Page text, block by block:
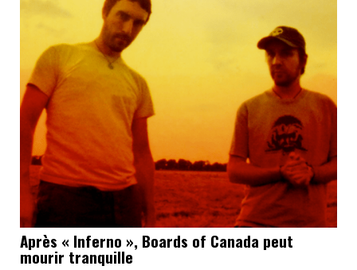
Après « Inferno », Boards of Canada peut
mourir tranquille